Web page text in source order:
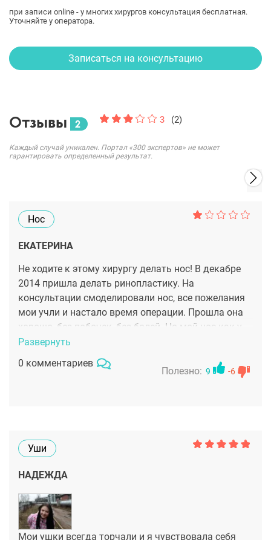
при записи online - у многих хирургов консультация бесплатная.
Уточняйте у оператора.
Записаться на консультацию
Отзывы 2 3 (2)
Каждый случай уникален. Портал «300 экспертов» не может
гарантировать определенный результат.
Нос
ЕКАТЕРИНА
Не ходите к этому хирургу делать нос! В декабре
2014 пришла делать ринопластику. На
консультации смоделировали нос, все пожелания
мои учли и настало время операции. Прошла она
хорошо, без побочек, без болей. Но мой нос как у
пикенеса! Прошло уже больше, чем полгода,
кончик так и не опустился! Я пришла к другому
хирургу и тот сказал, что особых изменений уже и
Развернуть
0 комментариев
Полезно: 9 -6
Уши
НАДЕЖДА
Мои ушки всегда торчали и я чувствовала себя